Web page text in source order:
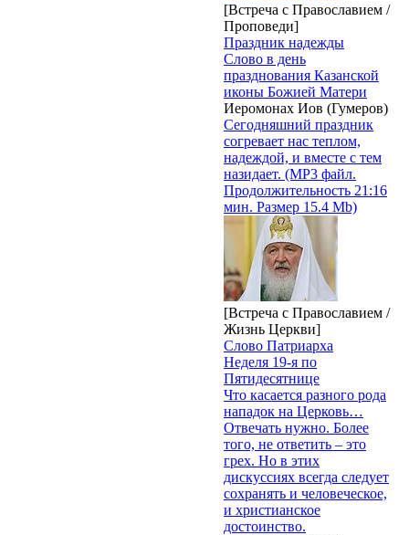
[Встреча с Православием /
Проповеди]
Праздник надежды
Слово в день
празднования Казанской
иконы Божией Матери
Иеромонах Иов (Гумеров)
Сегодняшний праздник
согревает нас теплом,
надеждой, и вместе с тем
назидает. (MP3 файл.
Продолжительность 21:16
мин. Размер 15.4 Mb)
[Встреча с Православием /
Жизнь Церкви]
Слово Патриарха
Неделя 19-я по
Пятидесятнице
Что касается разного рода
нападок на Церковь…
Отвечать нужно. Более
того, не ответить – это
грех. Но в этих
дискуссиях всегда следует
сохранять и человеческое,
и христианское
достоинство.